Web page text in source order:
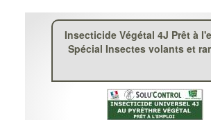
Insecticide Végétal 4J Prêt à
Spécial Insectes volants et